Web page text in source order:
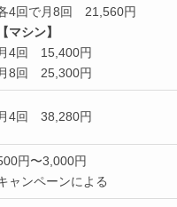
4回で月8回 21,560円
【マシン】
月4回 15,400円
月8回 25,300円
月4回 38,280円
円〜3,000円
ャンペーンによる